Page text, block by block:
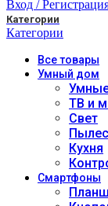
Вход /
Категории
Категории
Всетовары
Умный дом
ТВ и
Свет
Кухня
Смартфоны